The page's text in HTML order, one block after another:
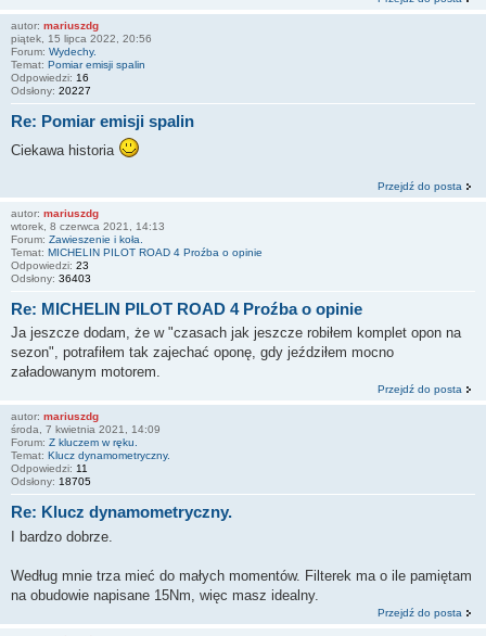
autor: mariuszdg
piątek, 15 lipca 2022, 20:56
Forum: Wydechy.
Temat: Pomiar emisji spalin
Odpowiedzi: 16
Odsłony: 20227
Re: Pomiar emisji spalin
Ciekawa historia
Przejdź do posta
autor: mariuszdg
wtorek, 8 czerwca 2021, 14:13
Forum: Zawieszenie i koła.
Temat: MICHELIN PILOT ROAD 4 Proźba o opinie
Odpowiedzi: 23
Odsłony: 36403
Re: MICHELIN PILOT ROAD 4 Proźba o opinie
Ja jeszcze dodam, że w "czasach jak jeszcze robiłem komplet opon na
sezon", potrafiłem tak zajechać oponę, gdy jeździłem mocno
załadowanym motorem.
Przejdź do posta
autor: mariuszdg
środa, 7 kwietnia 2021, 14:09
Forum: Z kluczem w ręku.
Temat: Klucz dynamometryczny.
Odpowiedzi: 11
Odsłony: 18705
Re: Klucz dynamometryczny.
I bardzo dobrze.
Według mnie trza mieć do małych momentów. Filterek ma o ile pamiętam
na obudowie napisane 15Nm, więc masz idealny.
Przejdź do posta